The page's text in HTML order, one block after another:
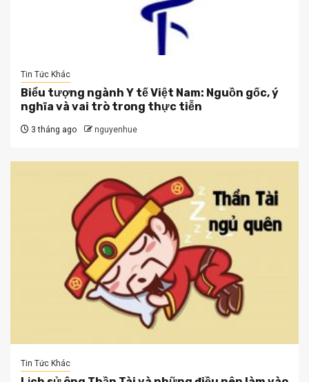
Tin Tức Khác
Biểu tượng ngành Y tế Việt Nam: Nguồn gốc, ý
nghĩa và vai trò trong thực tiễn
3 tháng ago nguyenhue
Tin Tức Khác